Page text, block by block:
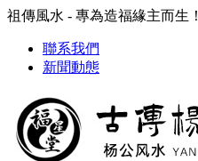
祖傳風水 - 專為造福緣主而生！
聯系我們
新聞動態